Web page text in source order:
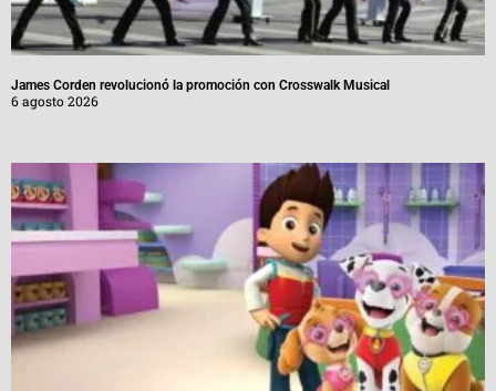
James Corden revolucionó la promoción con Crosswalk Musical
6 agosto 2026